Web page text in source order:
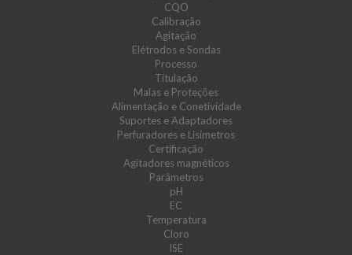
CQO
Calibração
Agitação
Elétrodos e Sondas
Processo
Titulação
Malas e Proteções
Alimentação e Conetividade
Suportes e Adaptadores
Perfuradores e Lisímetros
Certificação
Agitadores magnéticos
Parâmetros
pH
EC
Temperatura
Cloro
ISE